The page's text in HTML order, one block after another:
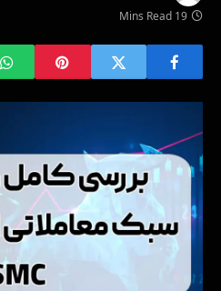
19 Mins Read